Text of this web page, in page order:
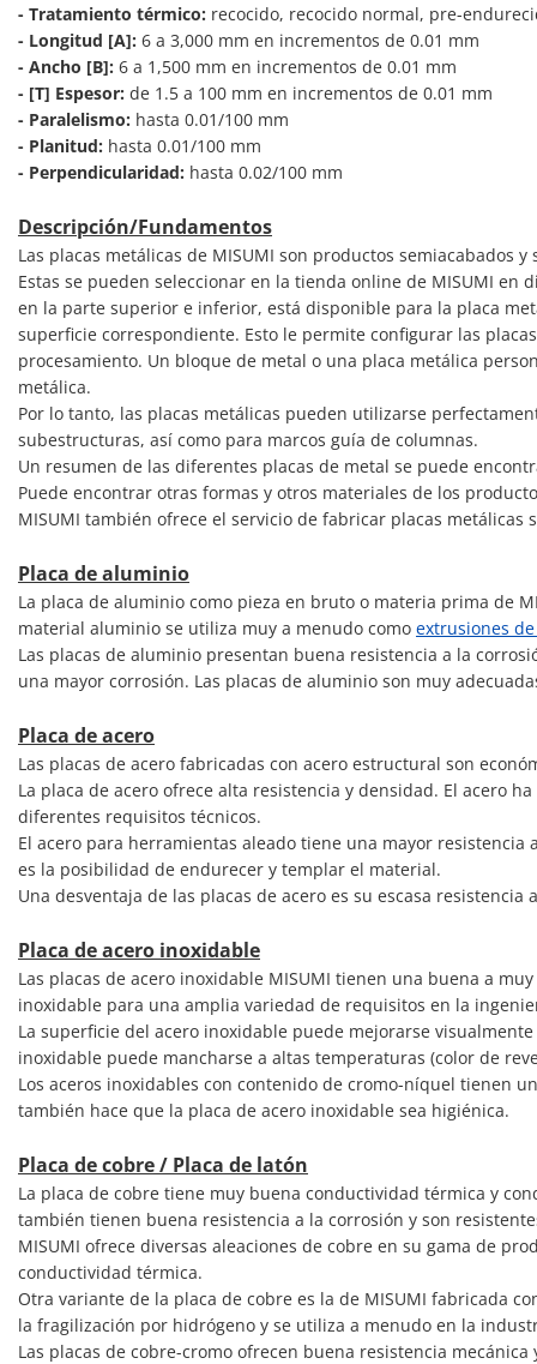
- Tratamiento térmico: recocido, recocido normal, pre-
- Longitud [A]: 6 a 3,000 mm en incrementos de 0.01 mm
- Ancho [B]: 6 a 1,500 mm en incrementos de 0.01 mm
- [T] Espesor: de 1.5 a 100 mm en incrementos de 0.01 mm
- Paralelismo: hasta 0.01/100 mm
- Planitud: hasta 0.01/100 mm
- Perpendicularidad: hasta 0.02/100 mm
Descripción/Fundamentos
Las placas metálicas de MISUMI son productos
Estas se pueden seleccionar en la tienda online de MISUMI
en la parte superior e inferior, está disponible para la placa
superficie correspondiente. Esto le permite configurar las
procesamiento. Un bloque de metal o una placa metálica
metálica.
Por lo tanto, las placas metálicas pueden utilizarse
subestructuras, así como para marcos guía de columnas.
Un resumen de las diferentes placas de metal se puede
Puede encontrar otras formas y otros materiales de los
MISUMI también ofrece el servicio de fabricar placas metálicas
Placa de aluminio
La placa de aluminio como pieza en bruto o materia prima de
material aluminio se utiliza muy a menudo como extrusiones
Las placas de aluminio presentan buena resistencia a la
una mayor corrosión. Las placas de aluminio son muy
Placa de acero
Las placas de acero fabricadas con acero estructural son
La placa de acero ofrece alta resistencia y densidad. El acero
diferentes requisitos técnicos.
El acero para herramientas aleado tiene una mayor
es la posibilidad de endurecer y templar el material.
Una desventaja de las placas de acero es su escasa
Placa de acero inoxidable
Las placas de acero inoxidable MISUMI tienen una buena a
inoxidable para una amplia variedad de requisitos en la
La superficie del acero inoxidable puede mejorarse
inoxidable puede mancharse a altas temperaturas (color de
Los aceros inoxidables con contenido de cromo-níquel tienen
también hace que la placa de acero inoxidable sea higiénica.
Placa de cobre / Placa de latón
La placa de cobre tiene muy buena conductividad térmica y
también tienen buena resistencia a la corrosión y son
MISUMI ofrece diversas aleaciones de cobre en su gama de
conductividad térmica.
Otra variante de la placa de cobre es la de MISUMI fabricada
la fragilización por hidrógeno y se utiliza a menudo en la
Las placas de cobre-cromo ofrecen buena resistencia